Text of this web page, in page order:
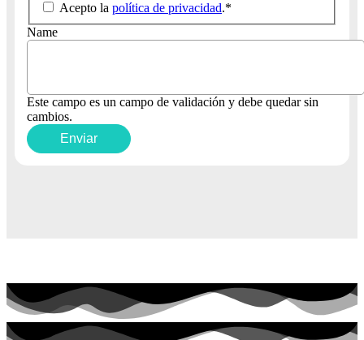
Acepto la política de privacidad.*
Name
Este campo es un campo de validación y debe quedar sin
cambios.